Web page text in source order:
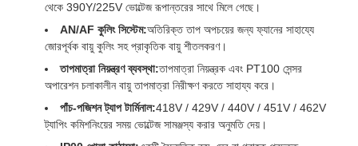
থেকে 390Y/225V ভোল্টেজ রূপান্তরের সাথে মিলে গেছে।
AN/AF কুলিং সিস্টেম:অতিরিক্ত তাপ অপচয়ের জন্য ফ্যানের সাহায্যে
জোরপূর্বক বায়ু কুলিং সহ প্রাকৃতিক বায়ু শীতলকরণ।
তাপমাত্রা নিয়ন্ত্রণ ব্যবস্থা:তাপমাত্রা নিয়ন্ত্রক এবং PT100 সেন্সর
অপারেশন চলাকালীন বায়ু তাপমাত্রা নিরীক্ষণ করতে সাহায্য করে।
পাঁচ-পজিশন ট্যাপ টার্মিনাল:418V / 429V / 440V / 451V / 462V
ট্যাপিং কমিশনিংয়ের সময় ভোল্টেজ সামঞ্জস্য করার অনুমতি দেয়।